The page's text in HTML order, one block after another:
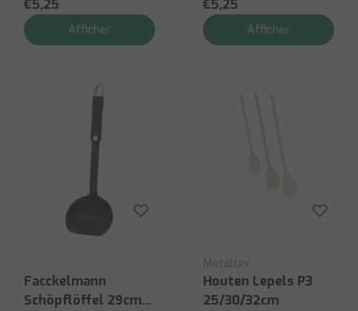
€5,25
Afficher
€5,25
Afficher
Facckelmann
Schöpflöffel 29cm
Metaltex
Houten Lepels P3
25/30/32cm